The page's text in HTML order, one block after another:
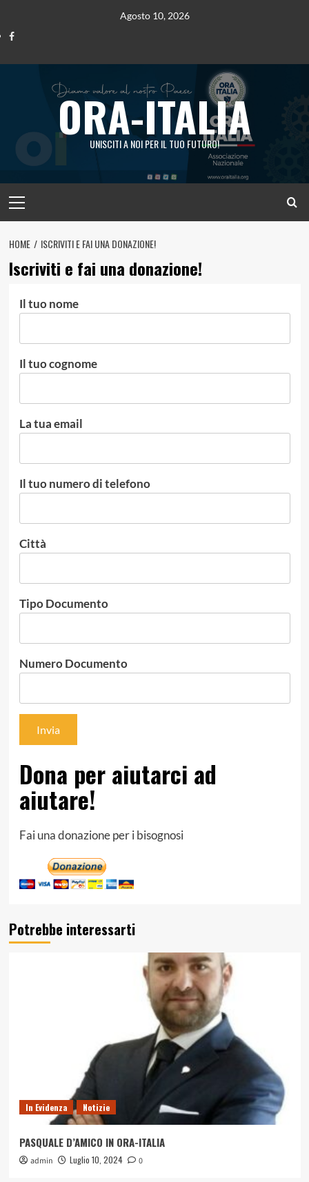
contenuto
Agosto 10, 2026
Ora
ORA-ITALIA
UNISCITI A NOI PER IL TUO FUTURO!
principale
HOME ISCRIVITI E FAI UNA DONAZIONE!
Iscriviti e fai una donazione!
Il tuo nome
Il tuo cognome
La tua email
Il tuo numero di telefono
Città
Tipo Documento
Numero Documento
Dona per aiutarci ad
aiutare!
Fai una donazione per i bisognosi
Potrebbe interessarti
In Evidenza Notizie
PASQUALE D’AMICO IN ORA-ITALIA
admin Luglio 10, 2024 0